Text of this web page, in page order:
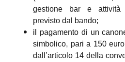
gestione bar e attività
previsto dal bando;
il pagamento di un
simbolico, pari a 150
dall’articolo 14 della